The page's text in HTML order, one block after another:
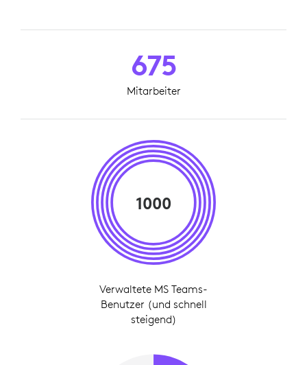
675
Mitarbeiter
1000
Verwaltete MS Teams-
Benutzer (und schnell
steigend)